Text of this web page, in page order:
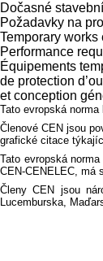
Dočasné
Požadavky na
Temporary
Performance
Équipements
de protection
et conception
Tato evropská norma
Členové CEN jsou
grafické citace
Tato evropská
CEN-CENELEC, má
Členy CEN jsou
Lucemburska,